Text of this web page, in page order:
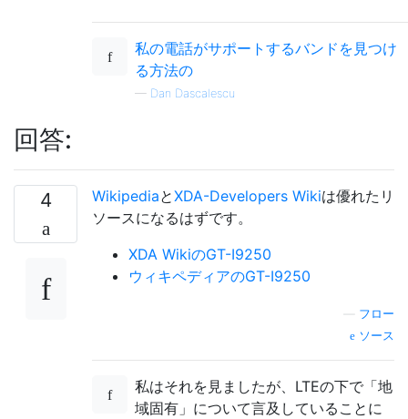
私の電話がサポートするバンドを見つけ
る方法の
— Dan Dascalescu
回答:
4 WikipediaとXDA-Developers Wikiは優れたリ
ソースになるはずです。
XDA WikiのGT-I9250
ウィキペディアのGT-I9250
フロー
ソース
私はそれを見ましたが、LTEの下で「地
域固有」について言及していることに